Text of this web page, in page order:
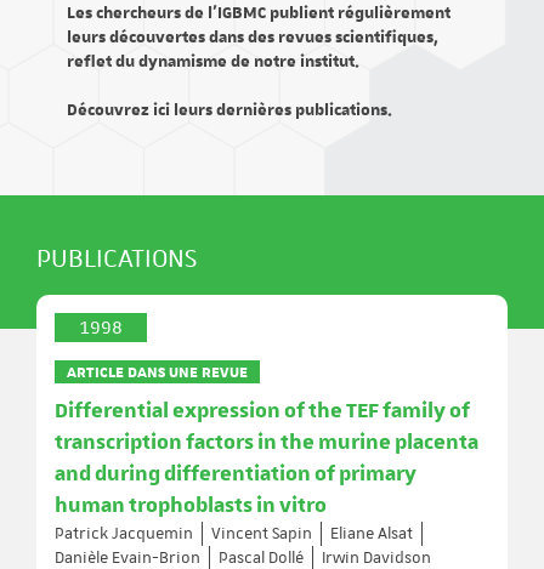
Les chercheurs de l’IGBMC publient régulièrement
leurs découvertes dans des revues scientifiques,
reflet du dynamisme de notre institut.
Découvrez ici leurs dernières publications.
PUBLICATIONS
1998
ARTICLE DANS UNE REVUE
Differential expression of the TEF family of
transcription factors in the murine placenta
and during differentiation of primary
human trophoblasts in vitro
Patrick Jacquemin Vincent Sapin
Eliane Alsat
Danièle Evain-Brion
Pascal Dollé
Irwin Davidson